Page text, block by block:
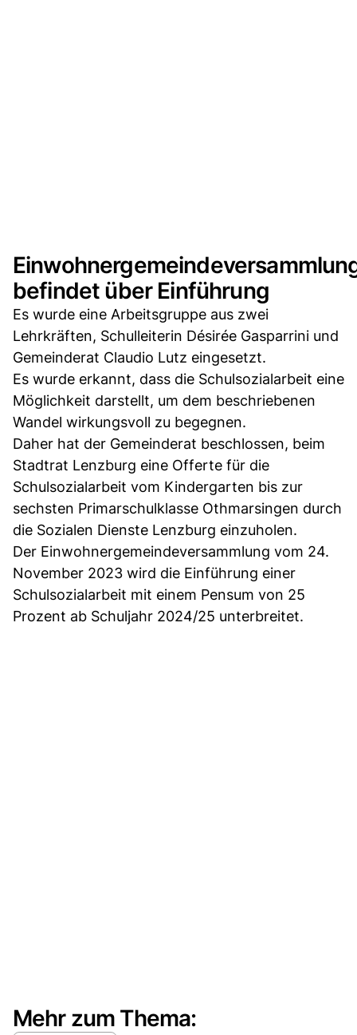
befindet über Einführung
Es wurde eine Arbeitsgruppe aus zwei
Lehrkräften, Schulleiterin Désirée Gasparrini und
Gemeinderat Claudio Lutz eingesetzt.
Es wurde erkannt, dass die Schulsozialarbeit eine
Möglichkeit darstellt, um dem beschriebenen
Wandel wirkungsvoll zu begegnen.
Daher hat der Gemeinderat beschlossen, beim
Stadtrat Lenzburg eine Offerte für die
Schulsozialarbeit vom Kindergarten bis zur
sechsten Primarschulklasse Othmarsingen durch
die Sozialen Dienste Lenzburg einzuholen.
Der Einwohnergemeindeversammlung vom 24.
November 2023 wird die Einführung einer
Schulsozialarbeit mit einem Pensum von 25
Prozent ab Schuljahr 2024/25 unterbreitet.
Mehr zum Thema: